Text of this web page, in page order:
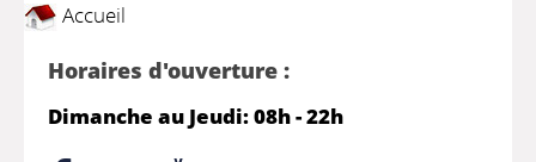
Accueil
Horaires d'ouverture :
Dimanche au Jeudi: 08h - 22h